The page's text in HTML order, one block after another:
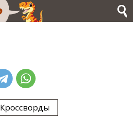
Кроссворды